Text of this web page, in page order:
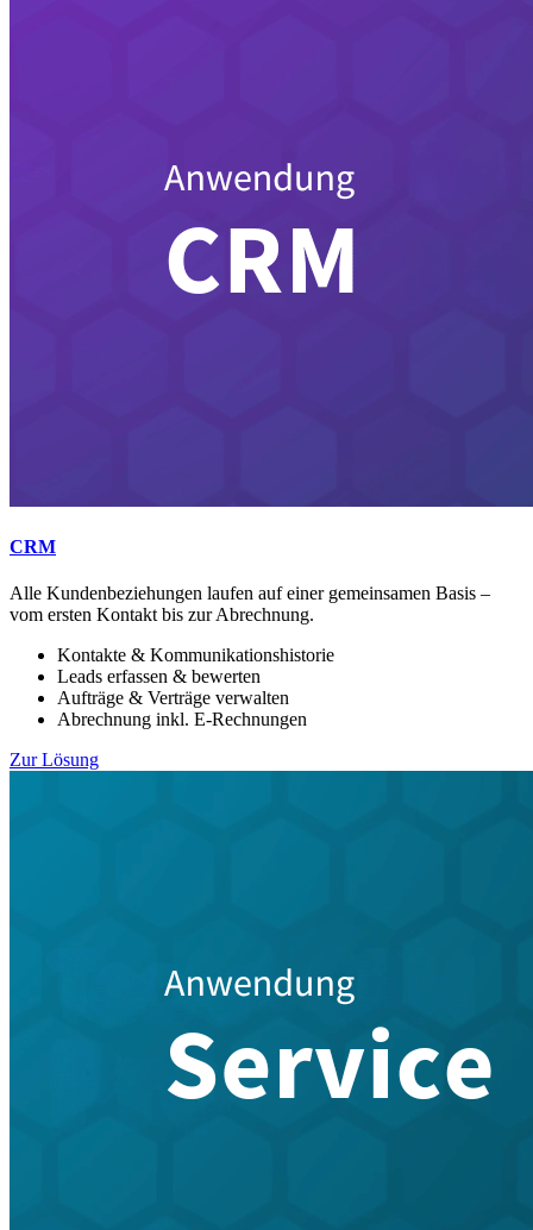
CRM
Alle Kundenbeziehungen laufen auf einer gemeinsamen Basis –
vom ersten Kontakt bis zur Abrechnung.
Kontakte & Kommunikationshistorie
Leads erfassen & bewerten
Aufträge & Verträge verwalten
Abrechnung inkl. E-Rechnungen
Zur Lösung